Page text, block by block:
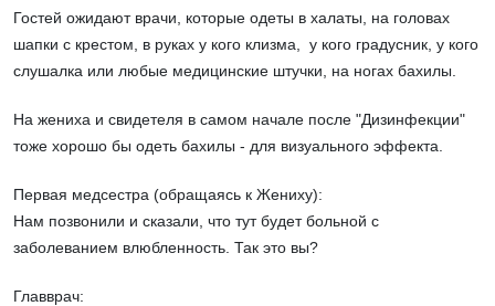
Гостей ожидают врачи, которые одеты в халаты, на головах
шапки с крестом, в руках у кого клизма, у кого градусник, у кого
слушалка или любые медицинские штучки, на ногах бахилы.
На жениха и свидетеля в самом начале после "Дизинфекции"
тоже хорошо бы одеть бахилы - для визуального эффекта.
Первая медсестра (обращаясь к Жениху):
Нам позвонили и сказали, что тут будет больной с
заболеванием влюбленность. Так это вы?
Главврач: